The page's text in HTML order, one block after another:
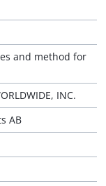
and method for
INC.
AB